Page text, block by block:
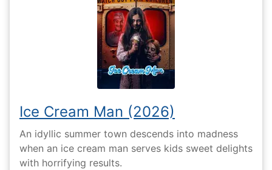
Ice Cream Man (2026)
An idyllic summer town descends into madness
when an ice cream man serves kids sweet delights
with horrifying results.